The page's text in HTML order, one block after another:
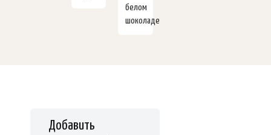
белом
шоколаде
Добавить